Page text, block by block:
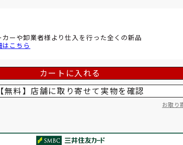
カーや卸業者様より仕入を行った全くの新品
こちら
カートに入れる
【無料】店舗に取り寄せて 実物を確認
お取り